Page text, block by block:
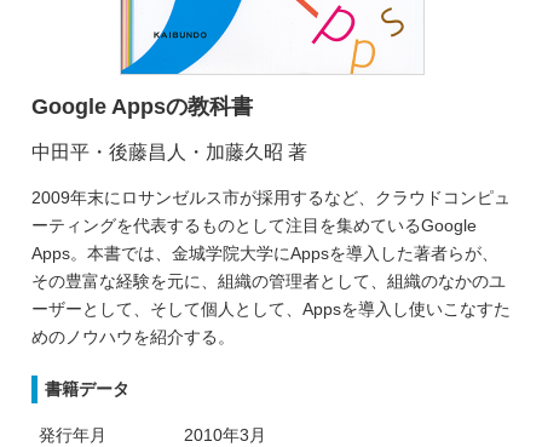
Google Appsの教科書
中田平・後藤昌人・加藤久昭 著
2009年末にロサンゼルス市が採用するなど、クラウドコンピュ
ーティングを代表するものとして注目を集めているGoogle
Apps。本書では、金城学院大学にAppsを導入した著者らが、
その豊富な経験を元に、組織の管理者として、組織のなかのユ
ーザーとして、そして個人として、Appsを導入し使いこなすた
めのノウハウを紹介する。
書籍データ
発行年月
2010年3月